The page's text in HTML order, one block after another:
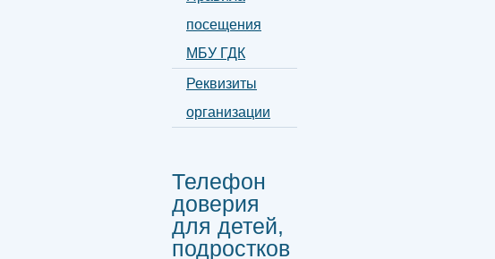
посещения
МБУ ГДК
Реквизиты
организации
Телефон
доверия
для детей,
подростков